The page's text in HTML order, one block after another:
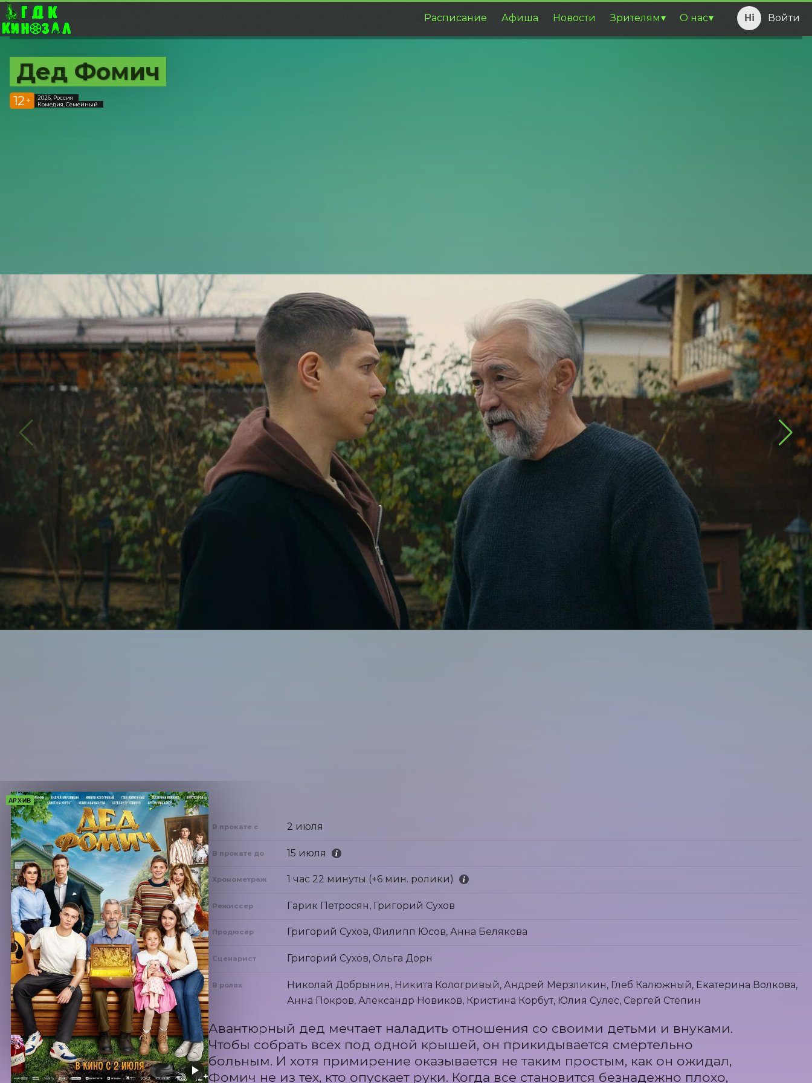
Расписание Афиша Новости Зрителям О нас Войти
Дед Фомич
12 +
2026, Россия
Комедия, Семейный
АРХИВ
В прокате с 2 июля
В прокате до 15 июля
Хронометраж 1 час 22 минуты (+6 мин. ролики)
Режиссер Гарик Петросян, Григорий Сухов
Продюсер Григорий Сухов, Филипп Юсов, Анна Белякова
Сценарист Григорий Сухов, Ольга Дорн
В ролях
Николай Добрынин, Никита Кологривый, Андрей Мерзликин, Глеб Калюжный, Екатерина Волкова,
Анна Покров, Александр Новиков, Кристина Корбут, Юлия Сулес, Сергей Степин
Авантюрный дед мечтает наладить отношения со своими детьми и внуками.
Чтобы собрать всех под одной крышей, он прикидывается смертельно
больным. И хотя примирение оказывается не таким простым, как он ожидал,
Фомич не из тех, кто опускает руки. Когда все становится безнадежно плохо,